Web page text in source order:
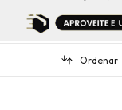
Ordenar